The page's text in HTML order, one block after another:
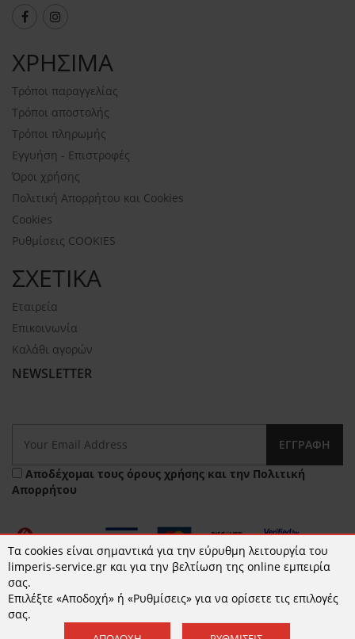
ΧΡΗΣΙΜΑ
Τρόποι παραγγελίας
Τρόποι αποστολής
Τρόποι πληρωμής
Εγγυήση - Επιστροφές
Όροι χρήσης
Πολιτική Απορρήτου και Cookies
Cookies
Ρυθμίσεις COOKIES
ΣΧΕΤΙΚΑ
Εταιρεία
Επικοινωνία
Καλάθι αγορών
NEWSLETTER
ΕΓΓΡΑΦΉ
Αποδέχομαι τους όρους χρήσης και την Πολιτική
Απορρήτου
© 2026 limperis-service.gr | Κατασκευή ιστοσελίδων -
www.qualityweb.gr
Τα cookies είναι σημαντικά για την εύρυθμη λειτουργία του
limperis-service.gr και για την βελτίωση της online εμπειρία
σας.
Επιλέξτε «Αποδοχή» ή «Ρυθμίσεις» για να ορίσετε τις επιλογές
σας.